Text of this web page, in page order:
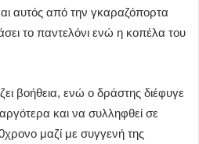
αυτός από την γκαραζόπορτα
το παντελόνι ενώ η κοπέλα του
βοήθεια, ενώ ο δράστης διέφυγε
αργότερα και να συλληφθεί σε
μαζί με συγγενή της